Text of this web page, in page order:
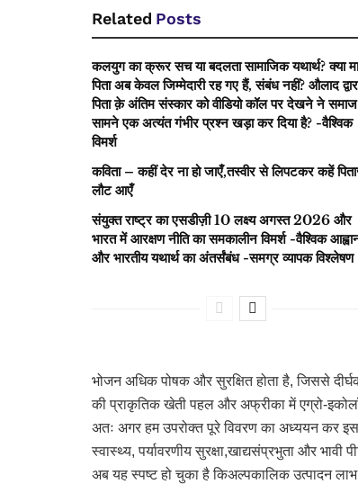
Related Posts
कलयुग का क्रूर सच या बदलता सामाजिक यथार्थ? क्या
पिता अब केवल जिम्मेदारी रह गए हैं, संबंध नहीं? औलाद
पिता क़े अंतिम संस्कार को वीडियो कॉल पर देखने ने
सामने एक अत्यंत गंभीर प्रश्न खड़ा कर दिया है? -वैश्विक
विमर्श
कविता – कहीं देर ना हो जाएँ,तस्वीर से लिपटकर कहें
लौट आएँ
संयुक्त राष्ट्र का एसडीज़ी 10 लक्ष्य अगस्त 2026 और
भारत में आरक्षण नीति का समकालीन विमर्श -वैश्विक
और भारतीय यथार्थ का अंतर्संबंध -समग्र व्यापक विश्लेषण
भोजन अधिक पोषक और सुरक्षित होता है, जिससे
की प्राकृतिक खेती पहल और अफ्रीका में एग्रो-
अतः अगर हम उपरोक्त पूरे विवरण का अध्ययन कर
स्वास्थ्य, पर्यावरणीय सुरक्षा,खाद्यसंप्रभुता और
अब यह स्पष्ट हो चुका है किअल्पकालिक उत्पादन